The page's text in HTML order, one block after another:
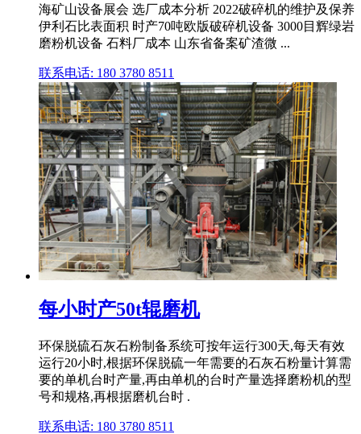
海矿山设备展会 选厂成本分析 2022破碎机的维护及保养
伊利石比表面积 时产70吨欧版破碎机设备 3000目辉绿岩
磨粉机设备 石料厂成本 山东省备案矿渣微 ...
联系电话: 180 3780 8511
每小时产50t辊磨机
环保脱硫石灰石粉制备系统可按年运行300天,每天有效
运行20小时,根据环保脱硫一年需要的石灰石粉量计算需
要的单机台时产量,再由单机的台时产量选择磨粉机的型
号和规格,再根据磨机台时 .
联系电话: 180 3780 8511